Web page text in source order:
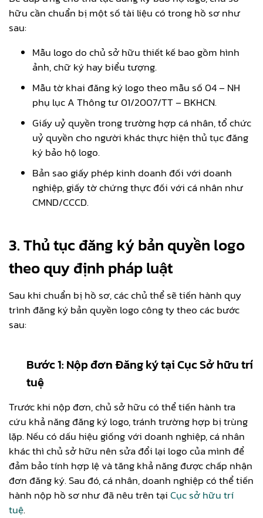
hữu cần chuẩn bị một số tài liệu có trong hồ sơ như
sau:
Mẫu logo do chủ sở hữu thiết kế bao gồm hình
ảnh, chữ ký hay biểu tượng.
Mẫu tờ khai đăng ký logo theo mẫu số 04 – NH
phụ lục A Thông tư 01/2007/TT – BKHCN.
Giấy uỷ quyền trong trường hợp cá nhân, tổ chức
uỷ quyền cho người khác thực hiện thủ tục đăng
ký bảo hộ logo.
Bản sao giấy phép kinh doanh đối với doanh
nghiệp, giấy tờ chứng thực đối với cá nhân như
CMND/CCCD.
3. Thủ tục đăng ký bản quyền logo
theo quy định pháp luật
Sau khi chuẩn bị hồ sơ, các chủ thể sẽ tiến hành quy
trình đăng ký bản quyền logo công ty theo các bước
sau:
Bước 1: Nộp đơn Đăng ký tại Cục Sở hữu trí
tuệ
Trước khi nộp đơn, chủ sở hữu có thể tiến hành tra
cứu khả năng đăng ký logo, tránh trường hợp bị trùng
lặp. Nếu có dấu hiệu giống với doanh nghiệp, cá nhân
khác thì chủ sở hữu nên sửa đổi lại logo của mình để
đảm bảo tính hợp lệ và tăng khả năng được chấp nhận
đơn đăng ký. Sau đó, cá nhân, doanh nghiệp có thể tiến
hành nộp hồ sơ như đã nêu trên tạiCục sở hữu trí
tuệ.